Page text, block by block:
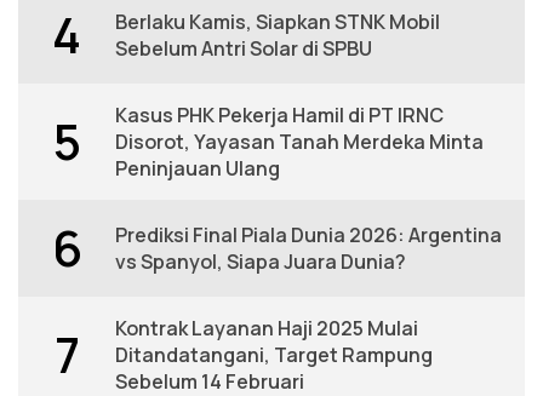
4
Berlaku Kamis, Siapkan STNK Mobil
Sebelum Antri Solar di SPBU
5
Kasus PHK Pekerja Hamil di PT IRNC
Disorot, Yayasan Tanah Merdeka Minta
Peninjauan Ulang
6
Prediksi Final Piala Dunia 2026: Argentina
vs Spanyol, Siapa Juara Dunia?
7
Kontrak Layanan Haji 2025 Mulai
Ditandatangani, Target Rampung
Sebelum 14 Februari